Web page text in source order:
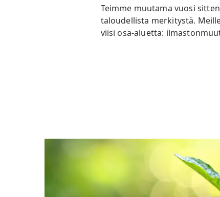
Teimme muutama vuosi
taloudellista merkitystä.
viisi osa-aluetta: